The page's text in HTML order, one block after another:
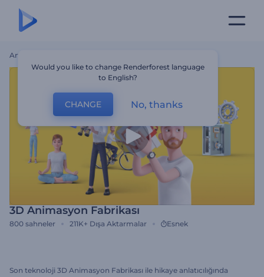
Ana Sayfa
3D Animasyon Fabrikası
800 sahneler 211K+ Dışa Aktarmalar Esnek
Son teknoloji 3D Animasyon Fabrikası ile hikaye anlatıcılığında
Would you like to change Renderforest language
to English?
CHANGE No, thanks